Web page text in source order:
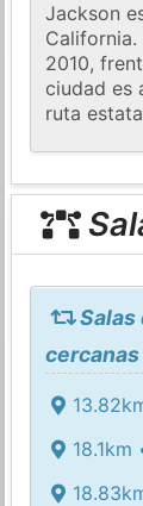
Jackson
2010,
ciudad es
ruta
Salas
18.1km